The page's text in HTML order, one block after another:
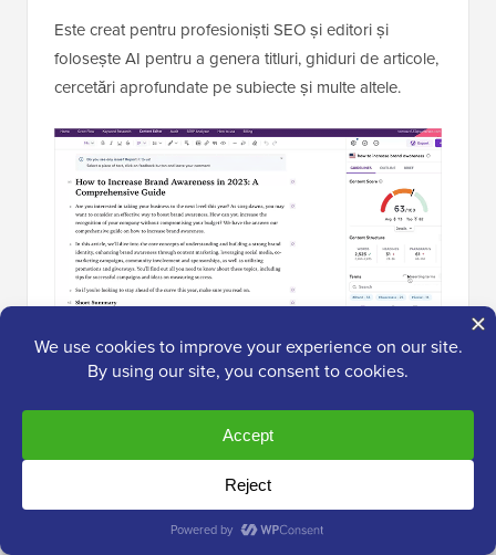
Este creat pentru profesioniști SEO și editori și
folosește AI pentru a genera titluri, ghiduri de articole,
cercetări aprofundate pe subiecte și multe altele.
Surfer este, de asemenea, disponibil ca plugin
WordPress și se integrează cu editorul de blocuri
pentru a-ți optimiza conținutul pe măsură ce îl scrii.
Cu instrumentul de cercetare a cuvintelor cheie, Surfer
vă poate ajuta să găsiți grupuri de subiecte și cuvinte